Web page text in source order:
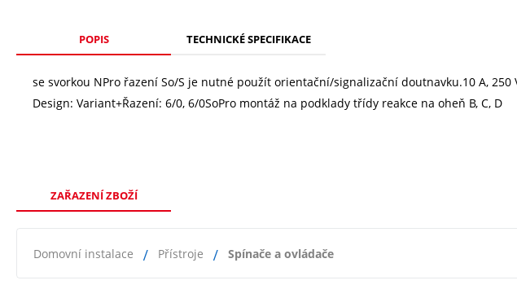
POPIS TECHNICKÉ SPECIFIKACE
se svorkou NPro řazení So/S je nutné použít orientační/signalizační doutnavku.10 A,
Design: Variant+Řazení: 6/0, 6/0SoPro montáž na podklady třídy reakce na oheň B, C, D
ZAŘAZENÍ ZBOŽÍ
Domovní instalace Přístroje Spínače a ovládače